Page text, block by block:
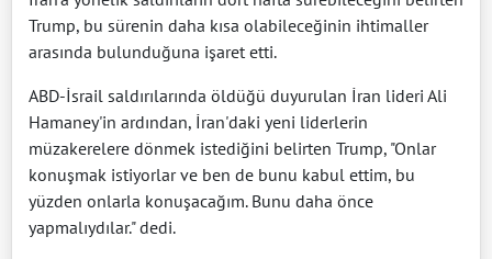
Trump, bu sürenin daha kısa olabileceğinin ihtimaller
arasında bulunduğuna işaret etti.
ABD-İsrail saldırılarında öldüğü duyurulan İran lideri Ali
Hamaney'in ardından, İran'daki yeni liderlerin
müzakerelere dönmek istediğini belirten Trump, "Onlar
konuşmak istiyorlar ve ben de bunu kabul ettim, bu
yüzden onlarla konuşacağım. Bunu daha önce
yapmalıydılar." dedi.